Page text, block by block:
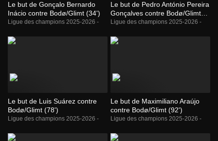
Le but de Gonçalo Bernardo
Inácio contre Bodø/Glimt (34')
Ligue des champions 2025-2026 -
Le but de Pedro António Pereira
Gonçalves contre Bodø/Glimt
(61')
Ligue des champions 2025-2026 -
Le but de Luis Suárez contre
Bodø/Glimt (78')
Ligue des champions 2025-2026 -
Le but de Maximiliano Araújo
contre Bodø/Glimt (92')
Ligue des champions 2025-2026 -